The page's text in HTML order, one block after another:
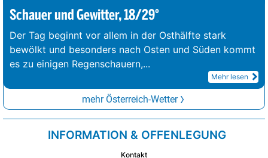
Schauer und Gewitter, 18/29°
Der Tag beginnt vor allem in der Osthälfte stark
bewölkt und besonders nach Osten und Süden kommt
es zu einigen Regenschauern,...
Mehr lesen
mehr Österreich-Wetter
INFORMATION & OFFENLEGUNG
Kontakt